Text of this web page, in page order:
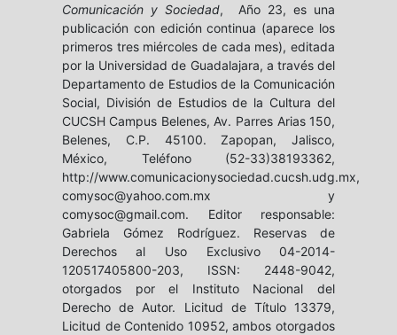
Comunicación y Sociedad, Año 23, es una
publicación con edición continua (aparece los
primeros tres miércoles de cada mes), editada
por la Universidad de Guadalajara, a través del
Departamento de Estudios de la Comunicación
Social, División de Estudios de la Cultura del
CUCSH Campus Belenes, Av. Parres Arias 150,
Belenes, C.P. 45100. Zapopan, Jalisco,
México, Teléfono (52-33)38193362,
http://www.comunicacionysociedad.cucsh.udg.mx,
comysoc@yahoo.com.mx y
comysoc@gmail.com. Editor responsable:
Gabriela Gómez Rodríguez. Reservas de
Derechos al Uso Exclusivo 04-2014-
120517405800-203, ISSN: 2448-9042,
otorgados por el Instituto Nacional del
Derecho de Autor. Licitud de Título 13379,
Licitud de Contenido 10952, ambos otorgados